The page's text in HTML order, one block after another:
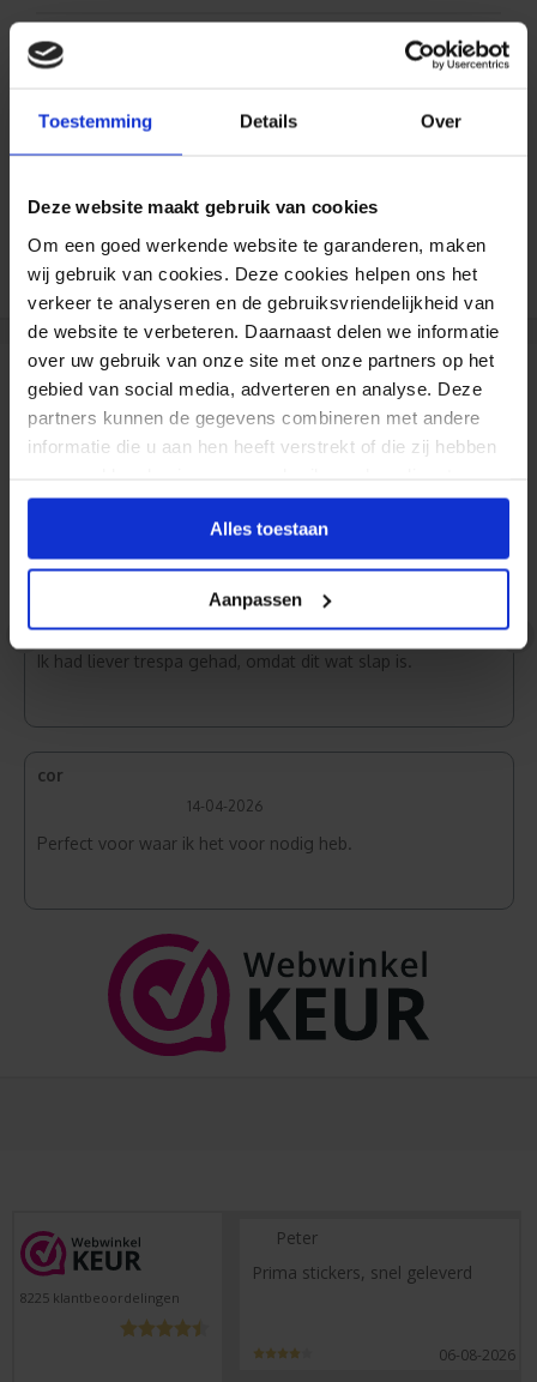
Toestemming Details Over
Deze website maakt gebruik van cookies
Om een goed werkende website te garanderen, maken
wij gebruik van cookies. Deze cookies helpen ons het
verkeer te analyseren en de gebruiksvriendelijkheid van
de website te verbeteren. Daarnaast delen we informatie
over uw gebruik van onze site met onze partners op het
gebied van social media, adverteren en analyse. Deze
partners kunnen de gegevens combineren met andere
informatie die u aan hen heeft verstrekt of die zij hebben
Alles toestaan
Aanpassen
Gratis verzending*
Duizenden klanten raden jou aan bij ons te
bestellen (lees de onafhankelijke reviews)
Reviews
Paneel (3 mm PVC)
16-04-2026
Ik had liever trespa gehad, omdat dit wat slap is.
cor
14-04-2026
Perfect voor waar ik het voor nodig heb.
< >
8225 klantbeoordelingen
Peter
Prima stickers, snel geleverd
06-08-2026